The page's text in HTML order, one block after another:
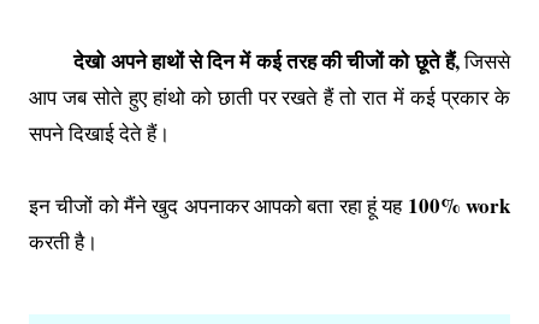
देखो अपने हाथों से दिन में कई तरह की चीजों को छूते हैं,जिससे
आप जब सोते हुए हांथो को छाती पर रखते हैं तो रात में कई प्रकार के
सपने दिखाई देते हैं।
इन चीजों को मैंने खुद अपनाकर आपको बता रहा हूं यह100% work
करती है।